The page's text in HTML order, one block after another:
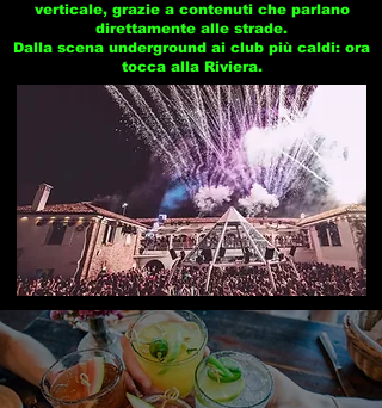
verticale, grazie a contenuti che parlano
direttamente alle strade.
Dalla scena underground ai club più caldi: ora
tocca alla Riviera.